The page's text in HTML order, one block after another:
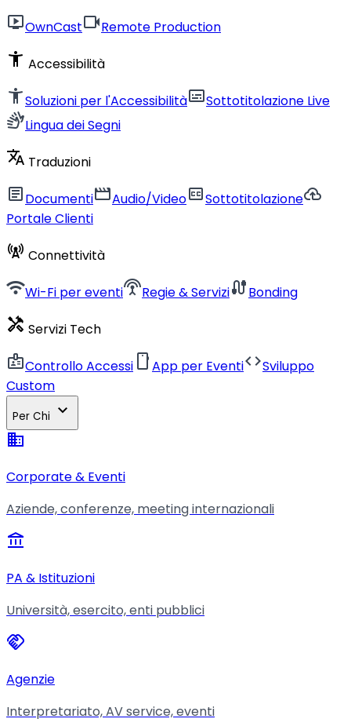
live_tvOwnCastvideocamRemote Production
accessibility_new Accessibilità
accessibility_newSoluzioni per l'AccessibilitàsubtitlesSottotitolazione Live
sign_languageLingua dei Segni
translate Traduzioni
articleDocumentimovieAudio/Videoclosed_captionSottotitolazionecloud_upload
Portale Clienti
cell_tower Connettività
wifiWi-Fi per eventisettings_input_antennaRegie & ServizicableBonding
handyman Servizi Tech
badgeControllo Accessi smartphoneApp per EventicodeSviluppo
Custom
Per Chi expand_more
business
Corporate & Eventi
Aziende, conferenze, meeting internazionali
account_balance
PA & Istituzioni
Università, esercito, enti pubblici
handshake
Agenzie
Interpretariato, AV service, eventi